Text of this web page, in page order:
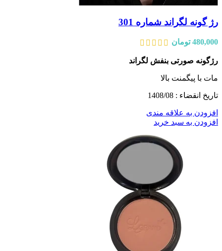
رژ گونه لگراند شماره 301
480,000 تومان
رژگونه صورتی بنفش لگراند
مات با پیگمنت بالا
تاریخ انقضاء : 1408/08
افزودن به علاقه مندی
افزودن به سبد خرید